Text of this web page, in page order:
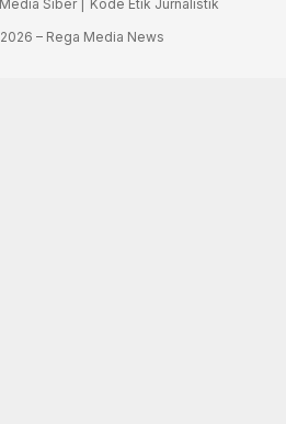
Siber |
Kode Etik Jurnalistik
– Rega Media News